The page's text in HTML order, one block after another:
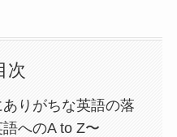
次
りがちな英語の落
へのA to Z〜